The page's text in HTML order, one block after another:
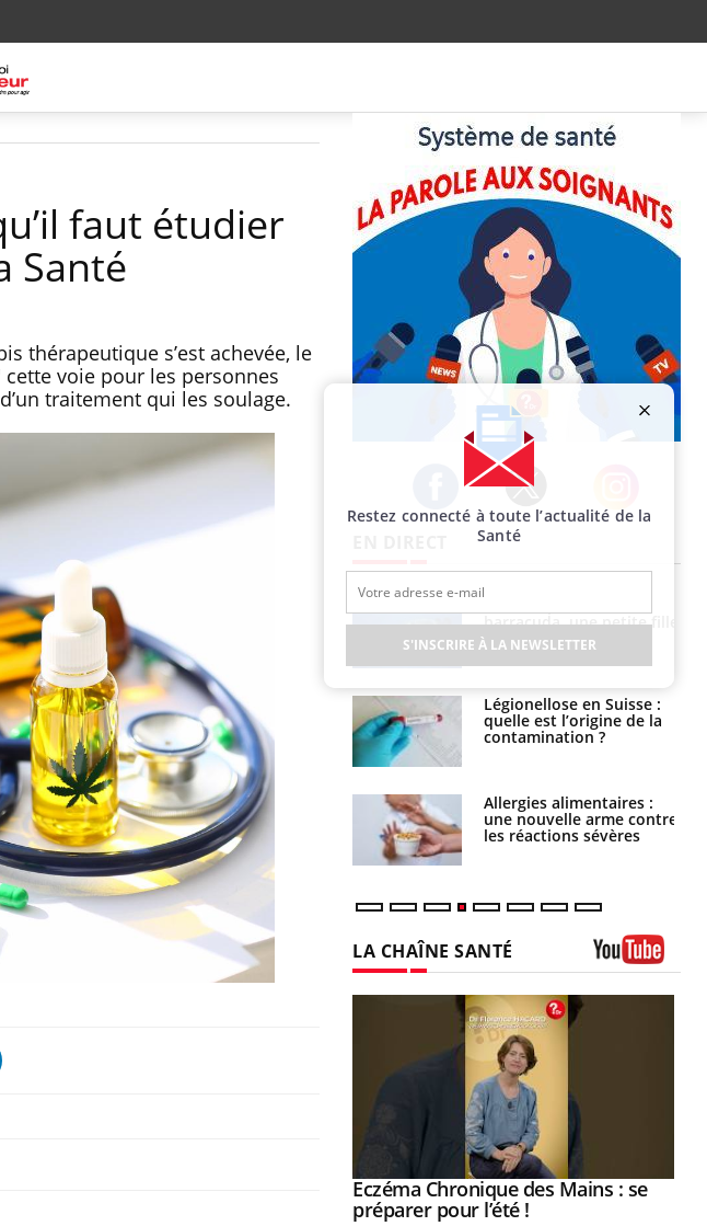
faut étudier
Santé
thérapeutique s’est achevée, le
voie pour les personnes
traitement qui les soulage.
Facebook Twitter Instagram
Le smartphone nuit-il à
l'apprentissage de la
lecture ?
Mordue par une tique en
vacances, elle reste dans
le coma pendant 42 jours
barracuda, une petite fille
secourue grâce à un
réflexe essentiel
Légionellose en Suisse :
quelle est l’origine de la
contamination ?
Allergies alimentaires :
une nouvelle arme contre
les réactions sévères
LA CHAÎNE SANTÉ
Youtube
Eczéma Chronique des Mains : se
préparer pour l’été !Youtube
Restez connecté à toute l’actualité de la
Santé
S'INSCRIRE À LA NEWSLETTER